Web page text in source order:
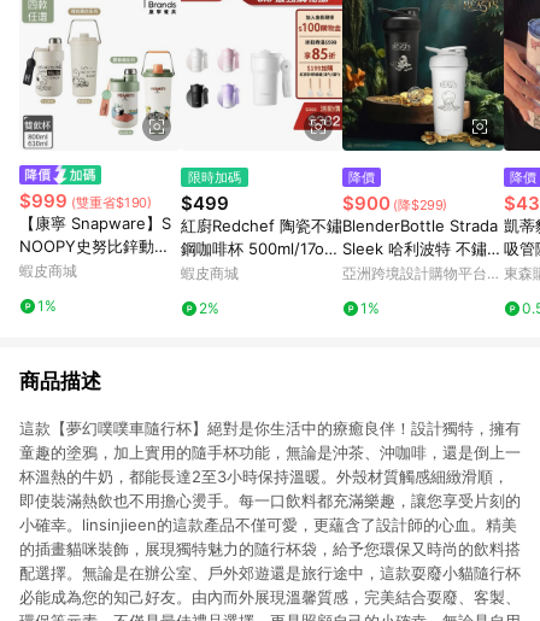
$999 (雙重省$190)
【康寧 Snapware】S
NOOPY史努比鋅動輕
瓷大容量不鏽鋼手提保
0ml
蝦皮商城
1%
限時加碼
$499
紅廚Redchef 陶瓷不鏽
鋼咖啡杯 500ml/17oz
保溫杯 一杯三飲防溢漏
Tritan吸管
蝦皮商城
2%
降價
$900 (降$299)
BlenderBottle Strada
Sleek 哈利波特 不鏽鋼
保冰保溫隨行杯
亞洲跨境設計購物平台
1%
降價
凱蒂
吸管
高顏
東森
商品描述
這款【夢幻噗噗車隨行杯】絕對是你生活中的療癒良伴！設計獨特，擁有
童趣的塗鴉，加上實用的隨手杯功能，無論是沖茶、沖咖啡，還是倒上一
杯溫熱的牛奶，都能長達2至3小時保持溫暖。外殼材質觸感細緻滑順，
即使裝滿熱飲也不用擔心燙手。每一口飲料都充滿樂趣，讓您享受片刻的
小確幸。linsinjieen的這款產品不僅可愛，更蘊含了設計師的心血。精美
的插畫貓咪裝飾，展現獨特魅力的隨行杯袋，給予您環保又時尚的飲料搭
配選擇。無論是在辦公室、戶外郊遊還是旅行途中，這款耍廢小貓隨行杯
必能成為您的知己好友。由內而外展現溫馨質感，完美結合耍廢、客製、